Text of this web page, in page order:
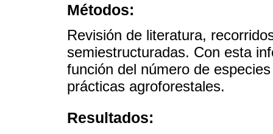
Métodos:
Revisión de literatura,
semiestructuradas. Con esta
función del número de
prácticas agroforestales.
Resultados: